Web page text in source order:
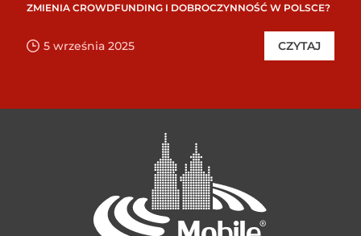
ZMIENIA CROWDFUNDING I DOBROCZYNNOŚĆ W POLSCE?
5 września 2025 CZYTAJ